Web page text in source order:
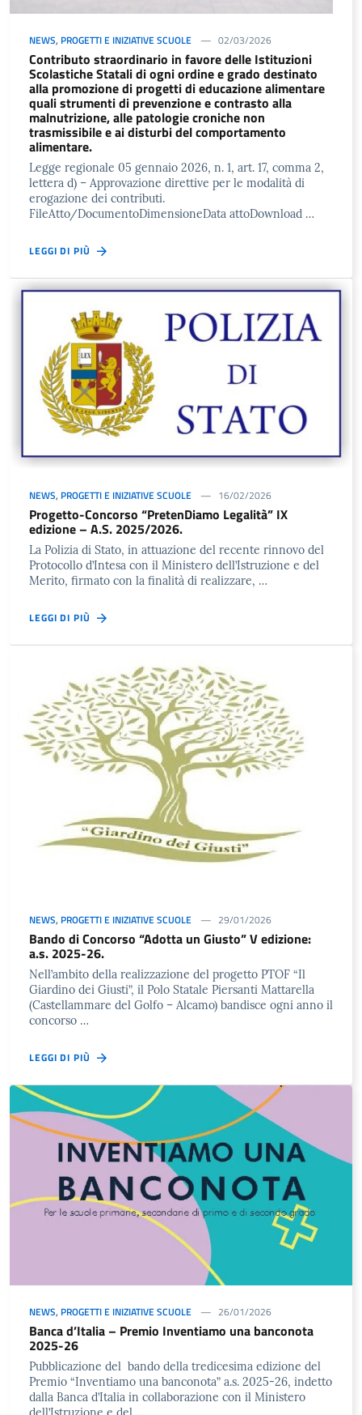
NEWS, PROGETTI E INIZIATIVE SCUOLE 02/03/2026
Contributo straordinario in favore delle Istituzioni
Scolastiche Statali di ogni ordine e grado destinato
alla promozione di progetti di educazione alimentare
quali strumenti di prevenzione e contrasto alla
malnutrizione, alle patologie croniche non
trasmissibile e ai disturbi del comportamento
alimentare.
Legge regionale 05 gennaio 2026, n. 1, art. 17, comma 2,
lettera d) – Approvazione direttive per le modalità di
erogazione dei contributi.
FileAtto/DocumentoDimensioneData attoDownload …
LEGGI DI PIÙ
NEWS, PROGETTI E INIZIATIVE SCUOLE 16/02/2026
Progetto-Concorso “PretenDiamo Legalità” IX
edizione – A.S. 2025/2026.
La Polizia di Stato, in attuazione del recente rinnovo del
Protocollo d’Intesa con il Ministero dell’Istruzione e del
Merito, firmato con la finalità di realizzare, …
LEGGI DI PIÙ
NEWS, PROGETTI E INIZIATIVE SCUOLE 29/01/2026
Bando di Concorso “Adotta un Giusto” V edizione:
a.s. 2025-26.
Nell’ambito della realizzazione del progetto PTOF “Il
Giardino dei Giusti”, il Polo Statale Piersanti Mattarella
(Castellammare del Golfo – Alcamo) bandisce ogni anno il
concorso …
LEGGI DI PIÙ
NEWS, PROGETTI E INIZIATIVE SCUOLE 26/01/2026
Banca d’Italia – Premio Inventiamo una banconota
2025-26
Pubblicazione del bando della tredicesima edizione del
Premio “Inventiamo una banconota” a.s. 2025-26, indetto
dalla Banca d’Italia in collaborazione con il Ministero